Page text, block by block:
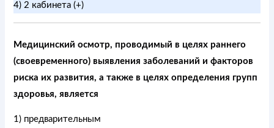
4) 2 кабинета (+)
Медицинский осмотр, проводимый в целях раннего
(своевременного) выявления заболеваний и факторов
риска их развития, а также в целях определения групп
здоровья, является
1) предварительным